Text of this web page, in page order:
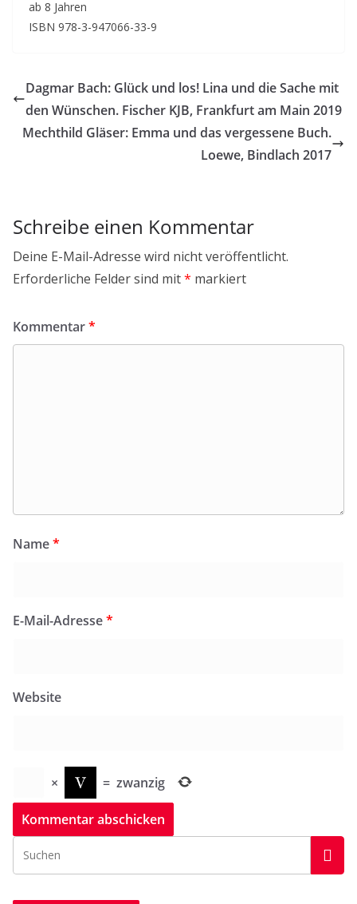
ab 8 Jahren
ISBN 978-3-947066-33-9
Dagmar Bach: Glück und los! Lina und die Sache mit
den Wünschen. Fischer KJB, Frankfurt am Main 2019
Mechthild Gläser: Emma und das vergessene Buch.
Loewe, Bindlach 2017
Schreibe einen Kommentar
Deine E-Mail-Adresse wird nicht veröffentlicht.
Erforderliche Felder sind mit* markiert
Kommentar*
Name*
E-Mail-Adresse*
Website
× = zwanzig